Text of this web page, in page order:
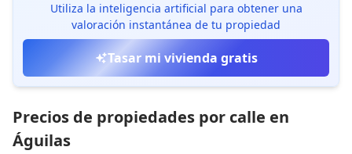
Utiliza la inteligencia artificial para obtener una
valoración instantánea de tu propiedad
Tasar mi vivienda gratis
Precios de propiedades por calle en
Águilas